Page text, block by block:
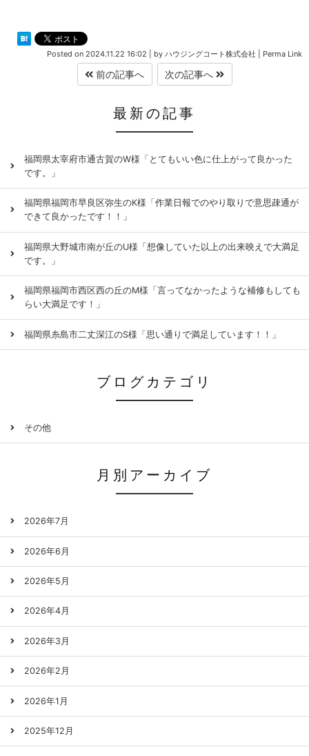
Posted on 2024.11.22 16:02 by ハウジングコート株式会社 Perma Link
前の記事へ 次の記事へ
最新の記事
福岡県太宰府市通古賀のW様「とてもいい色に仕上がって良かった
です。」
福岡県福岡市早良区弥生のK様「作業日報でのやり取りで意思疎通が
できて良かったです！！」
福岡県大野城市南が丘のU様「想像していた以上の出来映えで大満足
です。」
福岡県福岡市西区西の丘のM様「言ってなかったような補修もしても
らい大満足です！」
福岡県糸島市二丈深江のS様「思い通りで満足しています！！」
ブログカテゴリ
その他
月別アーカイブ
2026年7月
2026年6月
2026年5月
2026年4月
2026年3月
2026年2月
2026年1月
2025年12月